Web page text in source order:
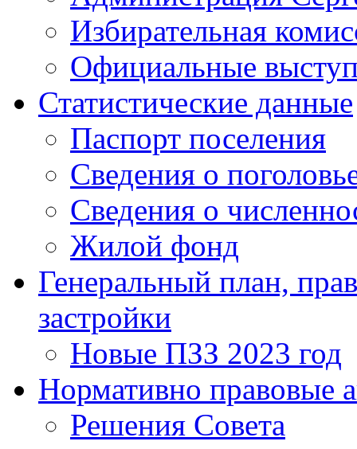
Избирательная
Официальные
Статистические данные
Паспорт поселения
Сведения о
Сведения о
Жилой фонд
Генеральный план,
застройки
Новые ПЗЗ 2023 год
Нормативно правовые
Решения Совета